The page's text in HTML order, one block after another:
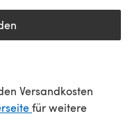
sich in einem neuen
Versandkosten
(öffnet sich in
für weitere